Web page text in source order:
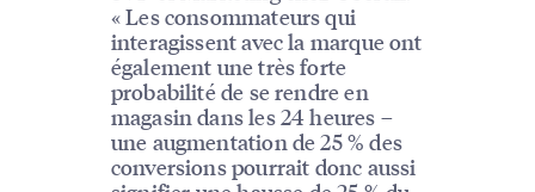
« Les consommateurs qui
interagissent avec la marque ont
également une très forte
probabilité de se rendre en
magasin dans les 24 heures –
une augmentation de 25 % des
conversions pourrait donc aussi